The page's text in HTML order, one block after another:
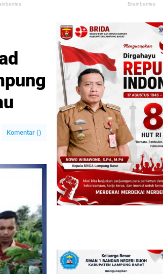
Komentar ()